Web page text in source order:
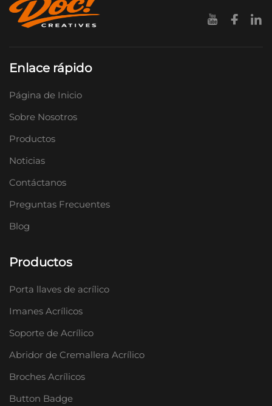
Enlace rápido
Página de Inicio
Sobre Nosotros
Productos
Noticias
Contáctanos
Preguntas Frecuentes
Blog
Productos
Porta llaves de acrílico
Imanes Acrílicos
Soporte de Acrílico
Abridor de Cremallera Acrílico
Broches Acrílicos
Button Badge